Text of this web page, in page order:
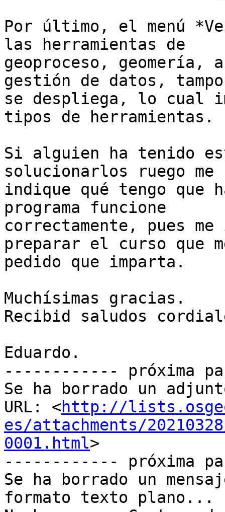
Por último, el menú
las herramientas de
geoproceso,
gestión de datos,
se despliega, lo cual
tipos de herramientas.
Si alguien ha tenido
solucionarlos ruego me
indique qué tengo que
programa funcione
correctamente, pues
preparar el curso que
pedido que imparta.
Muchísimas gracias.
Recibid saludos
Eduardo.
------------ próxima
Se ha borrado un
URL: <http://
es/attachments/
0001.html>
------------ próxima
Se ha borrado un
formato texto plano...